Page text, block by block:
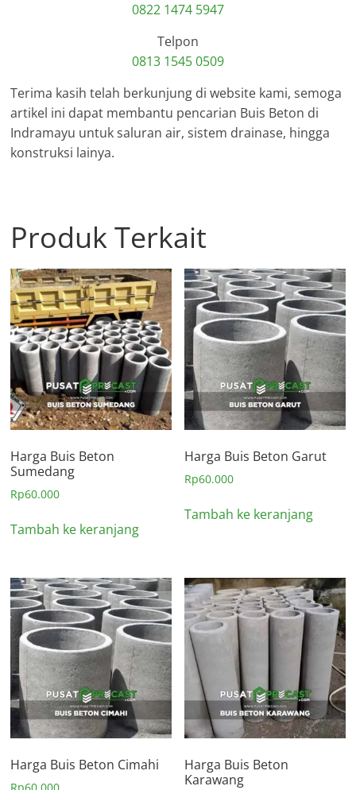
0822 1474 5947
Telpon
0813 1545 0509
Terima kasih telah berkunjung di website kami, semoga
artikel ini dapat membantu pencarian Buis Beton di
Indramayu untuk saluran air, sistem drainase, hingga
konstruksi lainya.
Produk Terkait
Harga Buis Beton
Sumedang
Rp60.000
Tambah ke keranjang
Harga Buis Beton Garut
Rp60.000
Tambah ke keranjang
Harga Buis Beton Cimahi
Harga Buis Beton
Karawang